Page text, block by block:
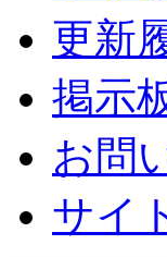
更新
掲示
お問
サイ